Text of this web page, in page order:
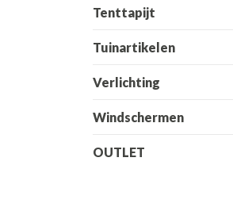
Tenttapijt
Tuinartikelen
Verlichting
Windschermen
OUTLET